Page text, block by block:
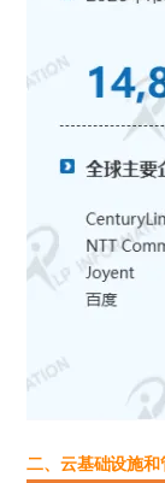
二、云基础设施